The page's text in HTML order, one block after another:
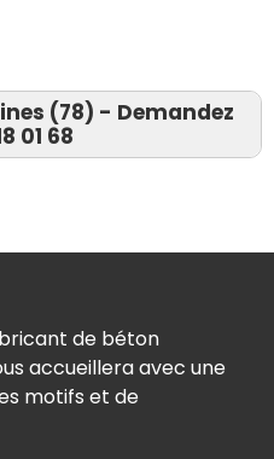
(78) - Demandez
01 68
(78660)
(78260)
(78113)
(78240)
(78660)
(78770)
de béton
accueillera avec une
motifs et de